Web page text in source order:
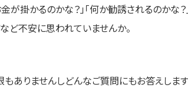
掛かるのかな？」「何か勧誘されるのかな？
など不安に思われていませんか。
ありませんしどんなご質問にもお答えしま